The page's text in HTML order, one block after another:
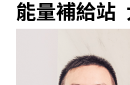
能量補給站